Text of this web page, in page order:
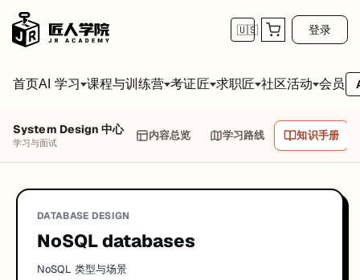
🇺🇸 登录
首页AI 学习 课程与训练营 考证匠 求职匠 社区活动 会员
System Design 中心
学习与面试
内容总览 学习路线 知识手册
DATABASE DESIGN
NoSQL databases
NoSQL 类型与场景